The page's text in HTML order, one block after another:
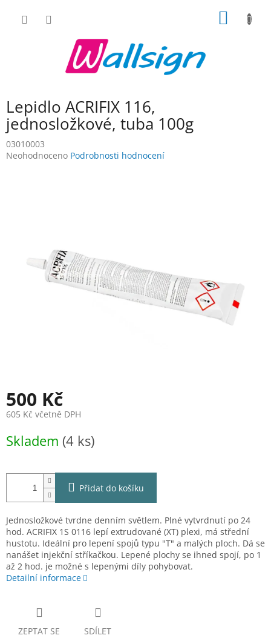
Lepidlo ACRIFIX 116,
jednosložkové, tuba 100g
03010003
Průměrné
Neohodnoceno Podrobnosti hodnocení
500 Kč
605 Kč včetně DPH
cena:
Skladem (4 ks)
Přidat do košíku
Jednosložkové tvrdne denním světlem. Plné vytvrdnutí po 24
hod. ACRIFIX 1S 0116 lepí extrudované (XT) plexi, má střední
hustotu. Ideální pro lepení spojů typu "T" a malých ploch. Dá se
nanášet injekční stříkačkou. Lepené plochy se ihned spojí, po 1
až 2 hod. je možné s lepenými díly pohybovat.
Detailní informace
ZEPTAT SE SDÍLET